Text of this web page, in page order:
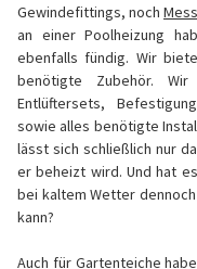
Gewindefittings, noch
an einer Poolheizung
ebenfalls fündig. Wir
benötigte Zubehör. Wir
Entlüftersets,
sowie alles benötigte
lässt sich schließlich nur
er beheizt wird. Und hat
bei kaltem Wetter
kann?
Auch für Gartenteiche